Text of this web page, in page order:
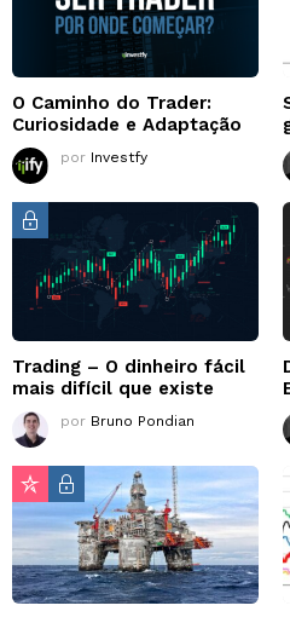
O Caminho do Trader:
Curiosidade e Adaptação
por Investfy
Trading – O dinheiro fácil
mais difícil que existe
por Bruno Pondian